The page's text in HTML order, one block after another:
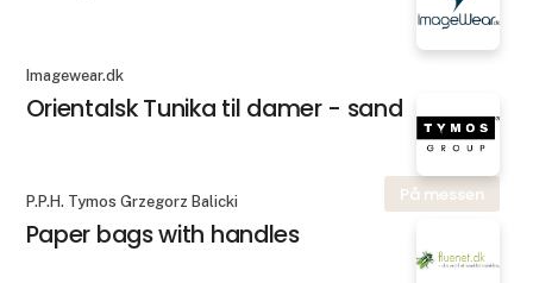
Imagewear.dk
Orientalsk Tunika til damer - sand
På messen
P.P.H. Tymos Grzegorz Balicki
Paper bags with handles